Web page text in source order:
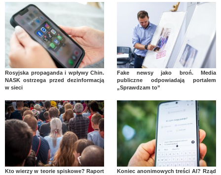
Rosyjska propaganda i wpływy Chin.
NASK ostrzega przed dezinformacją
w sieci
Fake newsy jako broń. Media
publiczne odpowiadają portalem
„Sprawdzam to”
Kto wierzy w teorie spiskowe? Raport
Koniec anonimowych treści AI? Rząd